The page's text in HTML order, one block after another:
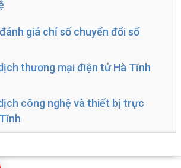
giá chỉ số chuyển đổi số
thương mại điện tử Hà Tĩnh
công nghệ và thiết bị trực